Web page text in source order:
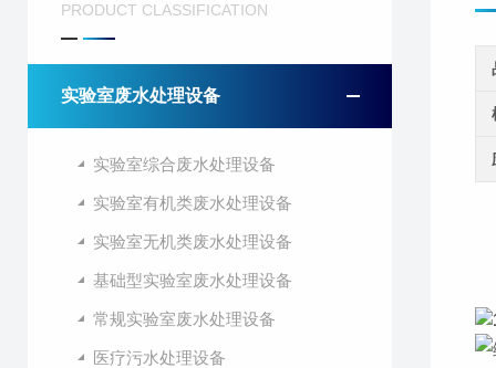
PRODUCT CLASSIFICATION
实验室废水处理设备
实验室综合废水处理设备
实验室有机类废水处理设备
实验室无机类废水处理设备
基础型实验室废水处理设备
常规实验室废水处理设备
医疗污水处理设备